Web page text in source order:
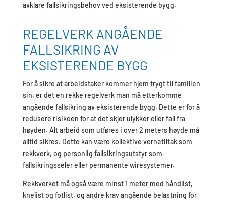
avklare fallsikringsbehov ved eksisterende bygg.
REGELVERK ANGÅENDE
FALLSIKRING AV
EKSISTERENDE BYGG
For å sikre at arbeidstaker kommer hjem trygt til familien
sin, er det en rekke regelverk man må etterkomme
angående fallsikring av eksisterende bygg. Dette er for å
redusere risikoen for at det skjer ulykker eller fall fra
høyden. Alt arbeid som utføres i over 2 meters høyde må
alltid sikres. Dette kan være kollektive vernetiltak som
rekkverk, og personlig fallsikringsutstyr som
fallsikringsseler eller permanente wiresystemer.
Rekkverket må også være minst 1 meter med håndlist,
knelist og fotlist, og andre krav angående belastning for